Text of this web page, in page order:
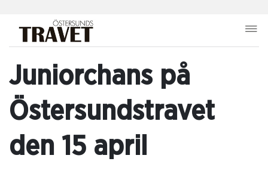
Juniorchans på
Östersundstravet
den 15 april